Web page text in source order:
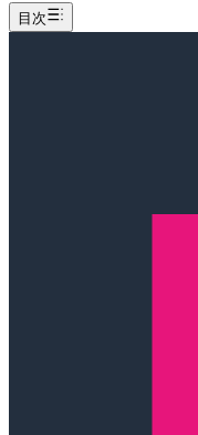
目次